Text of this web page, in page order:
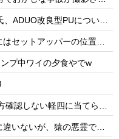
部目標を達成」「ザントフールトが楽しみ」
ーの位置が一番合うてる」←おーん
プ中ワイの夕食やでw
い軽四に当てられてしまう。
じゃないかってくらい強烈な女だった【え？】